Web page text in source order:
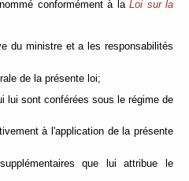
conformément à laLoi sur la
du ministre et a les responsabilités
de la présente loi;
lui sont conférées sous le régime de
à l'application de la présente
que lui attribue le